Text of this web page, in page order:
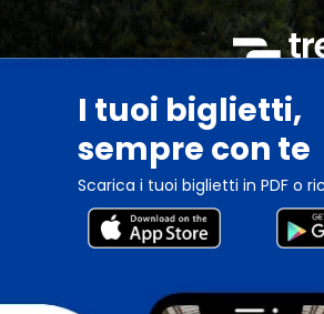
I tuoi biglietti,
sempre con te
Scarica i tuoi biglietti in PDF o